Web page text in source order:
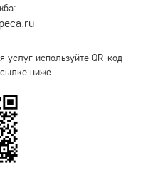
услуг используйте QR-код
ниже